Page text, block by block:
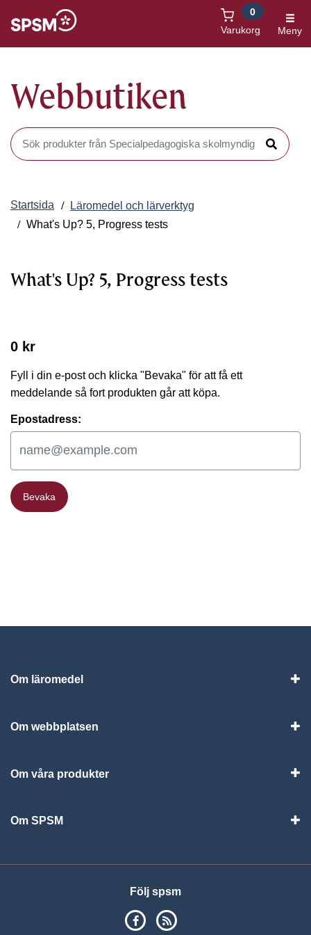
Varukorg
0
Meny
Webbutiken
Sök produkter i Webbutiken
Sök
Startsida
Läromedel och lärverktyg
What's Up? 5, Progress tests
What's Up? 5, Progress tests
0 kr
Fyll i din e-post och klicka "Bevaka" för att få ett
meddelande så fort produkten går att köpa.
Epostadress:
Bevaka
Bevaka
Om läromedel
Om webbplatsen
Om våra produkter
Om SPSM
Följ spsm
SPSM på Facebook